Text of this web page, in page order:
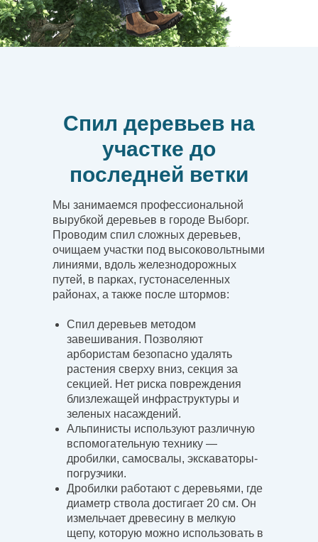
Мы занимаемся профессиональной
вырубкой деревьев в городе Выборг.
Проводим спил сложных деревьев,
очищаем участки под высоковольтными
линиями, вдоль железнодорожных
путей, в парках, густонаселенных
районах, а также после штормов:
Спил деревьев методом
завешивания. Позволяют
арбористам безопасно удалять
растения сверху вниз, секция за
секцией. Нет риска повреждения
близлежащей инфраструктуры и
зеленых насаждений.
Альпинисты используют различную
вспомогательную технику —
дробилки, самосвалы, экскаваторы-
погрузчики.
Дробилки работают с деревьями, где
диаметр ствола достигает 20 см. Он
измельчает древесину в мелкую
щепу, которую можно использовать в
Спил деревьев на
участке до
последней ветки